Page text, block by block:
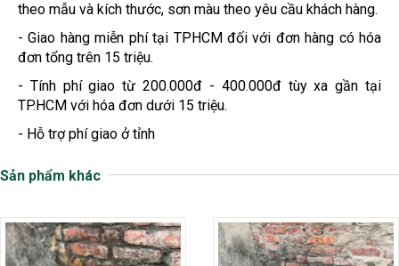
theo mẫu và kích thước, sơn màu theo yêu cầu khách hàng.
- Giao hàng miễn phí tại TPHCM đối với đơn hàng có hóa
đơn tổng trên 15 triệu.
- Tính phí giao từ 200.000đ - 400.000đ tùy xa gần tại
TP.HCM với hóa đơn dưới 15 triệu.
- Hỗ trợ phí giao ở tỉnh
Sản phẩm khác